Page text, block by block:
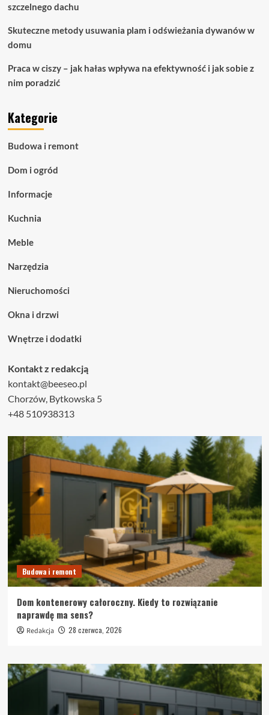
szczelnego dachu
Skuteczne metody usuwania plam i odświeżania dywanów w
domu
Praca w ciszy – jak hałas wpływa na efektywność i jak sobie z
nim poradzić
Kategorie
Budowa i remont
Dom i ogród
Informacje
Kuchnia
Meble
Narzędzia
Nieruchomości
Okna i drzwi
Wnętrze i dodatki
Kontakt z redakcją
kontakt@beeseo.pl
Chorzów, Bytkowska 5
+48 510938313
Budowa i remont
Dom kontenerowy całoroczny. Kiedy to rozwiązanie
naprawdę ma sens?
Redakcja 28 czerwca, 2026